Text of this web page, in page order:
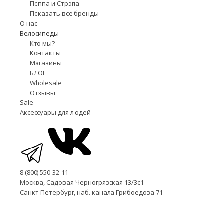
Пеппа и Стрэпа
Показать все бренды
О нас
Велосипеды
Кто мы?
Контакты
Магазины
БЛОГ
Wholesale
Отзывы
Sale
Аксессуары для людей
8 (800) 550-32-11
Москва, Садовая-Черногрязская 13/3с1
Санкт-Петербург, наб. канала Грибоедова 71